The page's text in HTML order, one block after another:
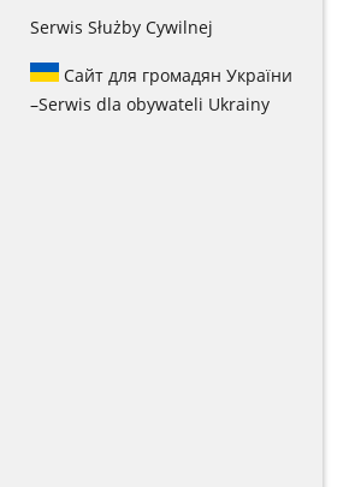
Serwis Służby Cywilnej
Сайт для громадян України
–Serwis dla obywateli Ukrainy